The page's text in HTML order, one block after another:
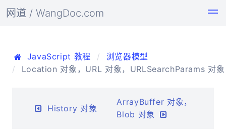
网道 / WangDoc.com
JavaScript 教程
浏览器模型
Location 对象，URL 对象，URLSearchParams 对象
History 对象
ArrayBuffer 对象，
Blob 对象